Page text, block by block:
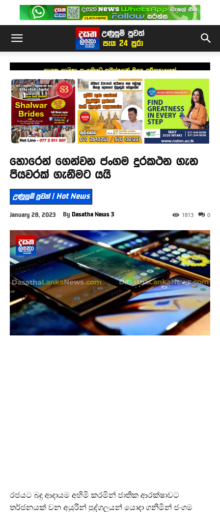
ගායක ගායිකා සංගමයට සජිත්ගෙන් මූල්‍ය පරිත්‍යාගයක්
හොරෙන් ගෙන්වන ජංගම දුරකථන ගැන
පියවරක් ගැනීමට යයි
උණුසුම් පුවත් | Hot News
January 28, 2023 By Dasatha News 3 0
1813
රජයට බදු ආදායම අහිමි කරමින් ජාතික ආරක්ෂාවට
තර්ජනයක් වන අයුරින් පුද්ගලයන් යොදා ගනිමින් ජංගම